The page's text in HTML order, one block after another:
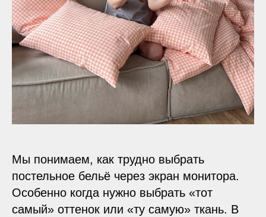
Мы понимаем, как трудно выбрать
постельное бельё через экран монитора.
Особенно когда нужно выбрать «тот
самый» оттенок или «ту самую» ткань. В